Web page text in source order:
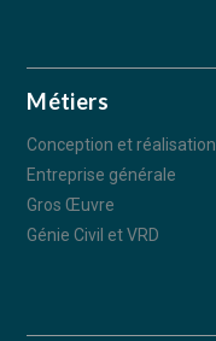
Métiers
Conception et réalisation
Entreprise générale
Gros Œuvre
Génie Civil et VRD